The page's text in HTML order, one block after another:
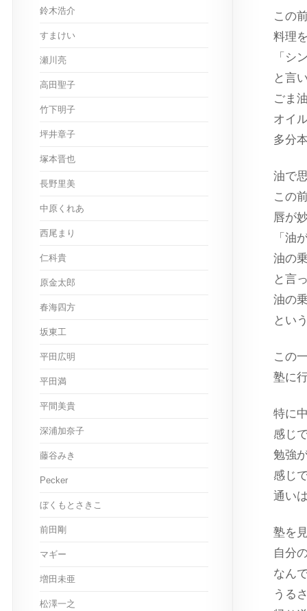
この
料理
「シ
と言
ごま
オイ
多分
油で
この
唇が
「油
油の
と言
油の
とい
この
塾に
特に
感じ
勉強
感じ
通い
塾を
自分
なん
うる
鈴木浩介
すまけい
瀬川亮
高田聖子
竹下明子
坪井章子
塚本晋也
長野里美
中原くれあ
西尾まり
仁科貴
原金太郎
春海四方
坂東工
平田広明
平田満
平間美貴
深浦加奈子
藤谷みき
Pecker
ぼくもとさきこ
前田剛
マギー
増田未亜
松澤一之